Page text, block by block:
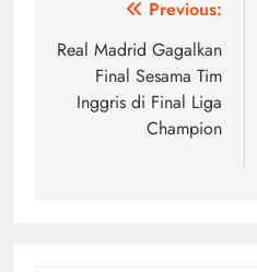
Navigasi
pos
Previous:
Real Madrid Gagalkan
Final Sesama Tim
Inggris di Final Liga
Champion